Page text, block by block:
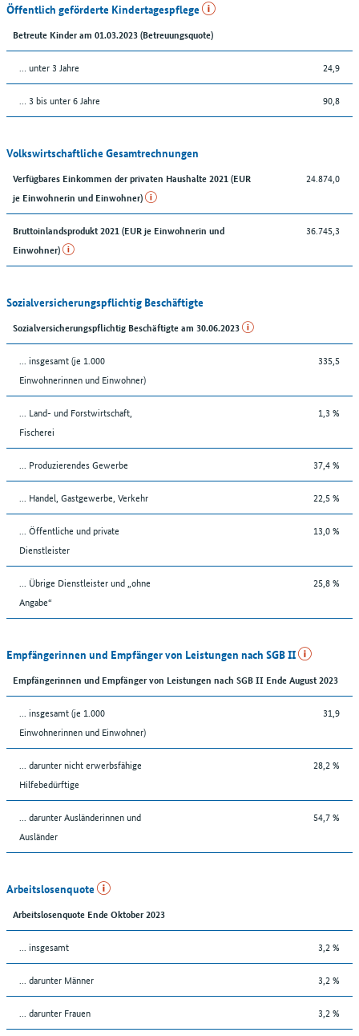
Öffentlich geförderte Kindertagespflege
Betreute Kinder am 01.03.2023 (Betreuungsquote)
… unter 3 Jahre 24,9
… 3 bis unter 6 Jahre 90,8
Volkswirtschaftliche Gesamtrechnungen
Verfügbares Einkommen der privaten Haushalte 2021 (EUR
je Einwohnerin und Einwohner)
24.874,0
Bruttoinlandsprodukt 2021 (EUR je Einwohnerin und
Einwohner)
36.745,3
Sozialversicherungspflichtig Beschäftigte
Sozialversicherungspflichtig Beschäftigte am 30.06.2023
... insgesamt (je 1.000
Einwohnerinnen und Einwohner)
335,5
... Land- und Forstwirtschaft,
Fischerei
1,3 %
... Produzierendes Gewerbe 37,4 %
... Handel, Gastgewerbe, Verkehr 22,5 %
... Öffentliche und private
Dienstleister
13,0 %
... Übrige Dienstleister und „ohne
Angabe“
25,8 %
Empfängerinnen und Empfänger von Leistungen nach SGB II
Empfängerinnen und Empfänger von Leistungen nach SGB II Ende August 2023
... insgesamt (je 1.000
Einwohnerinnen und Einwohner)
31,9
... darunter nicht erwerbsfähige
Hilfebedürftige
28,2 %
... darunter Ausländerinnen und
Ausländer
54,7 %
Arbeitslosenquote
Arbeitslosenquote Ende Oktober 2023
... insgesamt 3,2 %
... darunter Männer 3,2 %
... darunter Frauen 3,2 %